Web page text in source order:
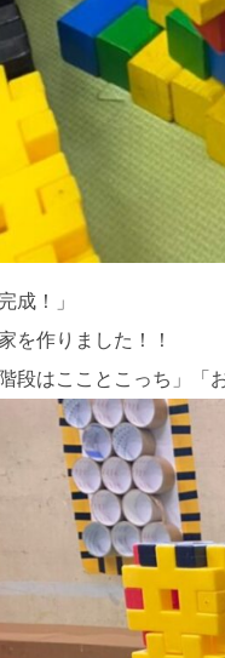
成！」
を作りました！！
段はこことこっち」「